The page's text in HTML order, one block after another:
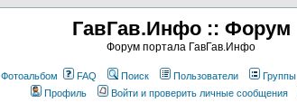
ГавГав.Инфо :: Форум
Форум портала ГавГав.Инфо
Фотоальбом FAQ Поиск Пользователи Группы
Профиль
Войти и проверить личные сообщения